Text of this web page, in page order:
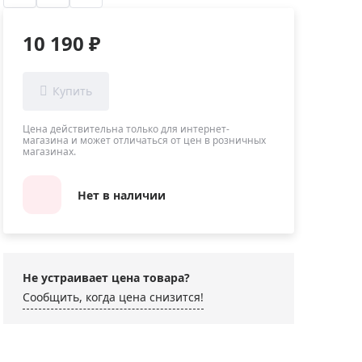
Приборы теплового контроля
Детекторы проводки
Измерители параметров окружающей
среды
Видеоэндоскопы
Металлоискатели
10 190 ₽
Цена действительна только для интернет-
магазина и может отличаться от цен в розничных
магазинах.
Нет в наличии
Не устраивает цена товара?
Сообщить, когда цена снизится!